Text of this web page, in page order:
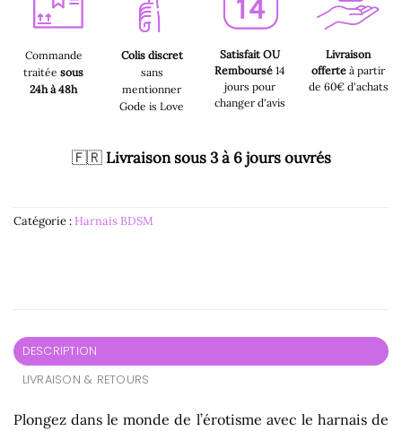
Commande
traitée sous
24h à 48h
Colis discret
sans
mentionner
Gode is Love
Satisfait OU
Remboursé14
jours pour
changer d'avis
Livraison
offerte à partir
de 60€ d'achats
🇫🇷 Livraison sous 3 à 6 jours ouvrés
Catégorie :Harnais BDSM
DESCRIPTION
LIVRAISON & RETOURS
Plongez dans le monde de l’érotisme avec le harnais de